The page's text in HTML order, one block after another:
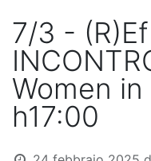
7/3 -
Women
h17:00